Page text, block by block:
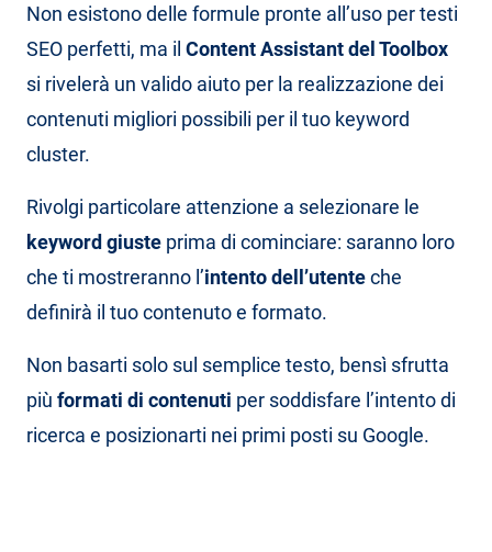
Non esistono delle formule pronte all’uso per testi
SEO perfetti, ma il Content Assistant del Toolbox
si rivelerà un valido aiuto per la realizzazione dei
contenuti migliori possibili per il tuo keyword
cluster.
Rivolgi particolare attenzione a selezionare le
keyword giuste prima di cominciare: saranno loro
che ti mostreranno l’intento dell’utenteche
definirà il tuo contenuto e formato.
Non basarti solo sul semplice testo, bensì sfrutta
più formati di contenuti per soddisfare l’intento di
ricerca e posizionarti nei primi posti su Google.